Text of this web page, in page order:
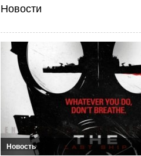
Новости
Новость